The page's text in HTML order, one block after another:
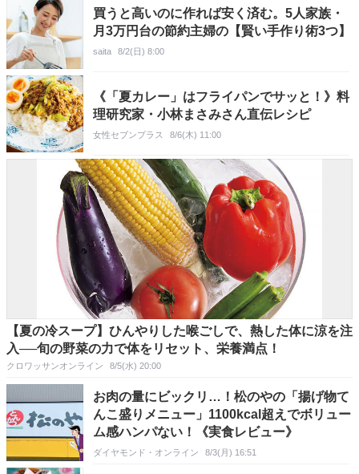
買うと高いのに作れば安く済む。5人家族・
月3万円台の節約主婦の【賢い手作り術3つ】
saita 8/2(日) 8:00
《「夏カレー」はフライパンでサッと！》料
理研究家・小林まさみさん直伝レシピ
女性セブンプラス 8/6(木) 11:00
【夏の冷スープ】ひんやりした喉ごしで、熱した体に涼を注
入──旬の野菜の力で体をリセット、栄養満点！
クロワッサンオンライン 8/5(水) 20:00
お肉の量にビックリ…！松のやの「揚げ物て
んこ盛りメニュー」1100kcal超えでボリュー
ム感ハンパない！《実食レビュー》
ダイヤモンド・オンライン 8/3(月) 16:51